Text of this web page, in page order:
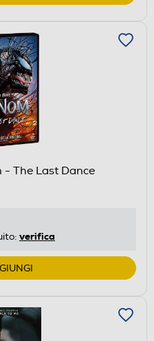
- The Last Dance
verifica